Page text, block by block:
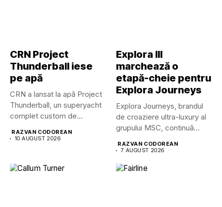
CRN Project
Thunderball iese
pe apă
CRN a lansat la apă Project
Thunderball, un superyacht
complet custom de...
RAZVAN CODOREAN
10 AUGUST 2026
Explora III
marchează o
etapă-cheie pentru
Explora Journeys
Explora Journeys, brandul
de croaziere ultra-luxury al
grupului MSC, continuă
RAZVAN CODOREAN
7 AUGUST 2026